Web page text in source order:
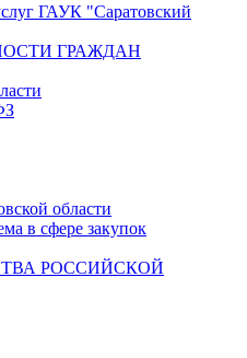
ГАУК "Саратовский
ГРАЖДАН
области
в сфере закупок
РОССИЙСКОЙ